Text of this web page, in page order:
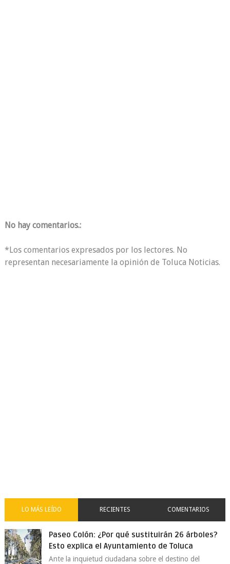
No hay comentarios.:
*Los comentarios expresados por los lectores. No
representan necesariamente la opinión de Toluca Noticias.
LO MÁS LEÍDO RECIENTES COMENTARIOS
Paseo Colón: ¿Por qué sustituirán 26 árboles?
Esto explica el Ayuntamiento de Toluca
Ante la inquietud ciudadana sobre el destino del